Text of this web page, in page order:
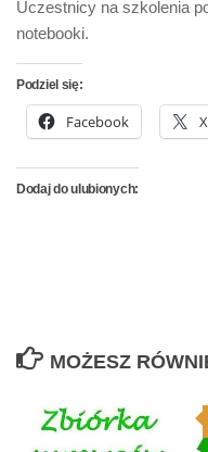
Uczestnicy na szkolenia
notebooki.
Podziel się:
Facebook X
Dodaj do ulubionych:
MOŻESZ